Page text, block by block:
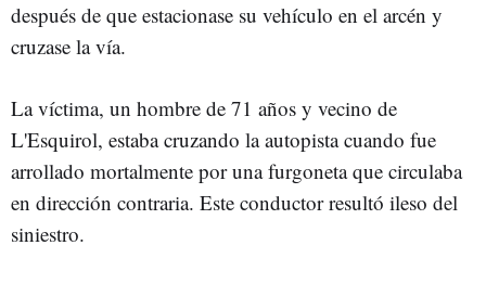
después de que estacionase su vehículo en el arcén y
cruzase la vía.
La víctima, un hombre de 71 años y vecino de
L'Esquirol, estaba cruzando la autopista cuando fue
arrollado mortalmente por una furgoneta que circulaba
en dirección contraria. Este conductor resultó ileso del
siniestro.